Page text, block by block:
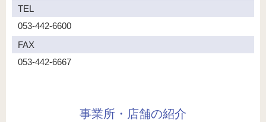
TEL
053-442-6600
FAX
053-442-6667
事業所・店舗の紹介